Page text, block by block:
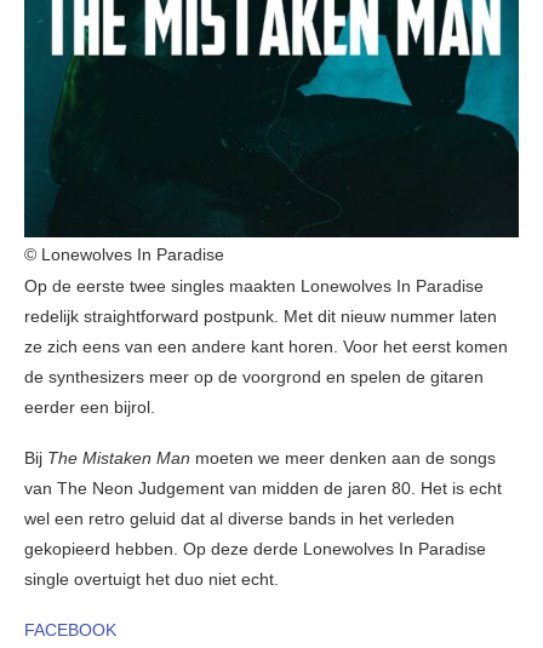
© Lonewolves In Paradise
Op de eerste twee singles maakten Lonewolves In Paradise
redelijk straightforward postpunk. Met dit nieuw nummer laten
ze zich eens van een andere kant horen. Voor het eerst komen
de synthesizers meer op de voorgrond en spelen de gitaren
eerder een bijrol.
Bij The Mistaken Man moeten we meer denken aan de songs
van The Neon Judgement van midden de jaren 80. Het is echt
wel een retro geluid dat al diverse bands in het verleden
gekopieerd hebben. Op deze derde Lonewolves In Paradise
single overtuigt het duo niet echt.
FACEBOOK